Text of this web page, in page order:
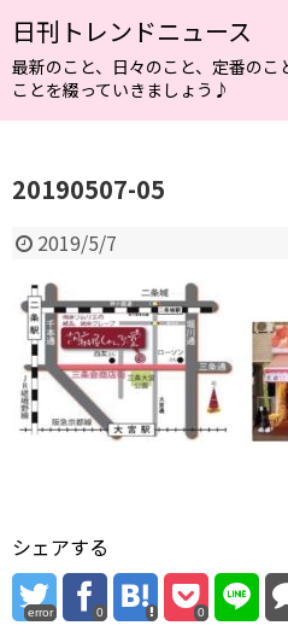
日刊トレンドニュース
最新のこと、日々のこと、定番のこ
ことを綴っていきましょう♪
20190507-05
2019/5/7
シェアする
error 0 0